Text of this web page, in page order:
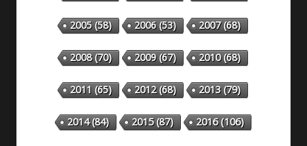
2005(58) 2006(53) 2007(68)
2008(70) 2009(67) 2010(68)
2011 (65) 2012(68) 2013(79)
2014(84) 2015(87) 2016(106)